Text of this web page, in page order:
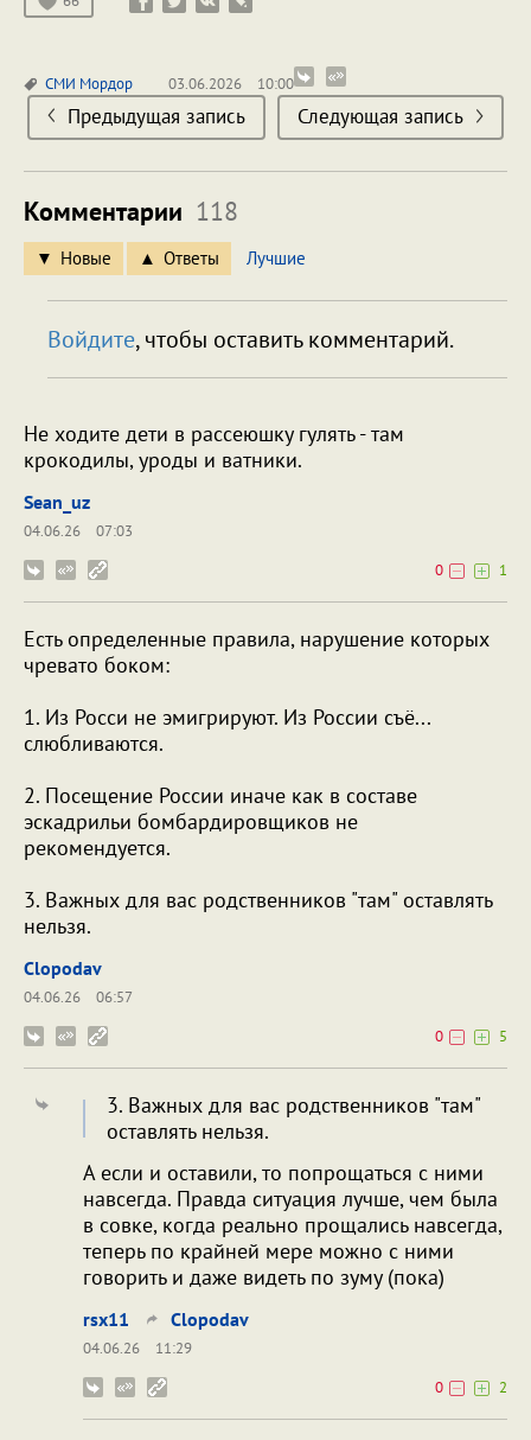
СМИ Мордор 03.06.2026 10:00
Предыдущая запись Следующая запись
Комментарии 118
Новые Ответы Лучшие
Войдите, чтобы оставить комментарий.
Не ходите дети в рассеюшку гулять - там
крокодилы, уроды и ватники.
Sean_uz
04.06.26
07:03
0
1
Есть определенные правила, нарушение которых
чревато боком:
1. Из Росси не эмигрируют. Из России съё...
слюбливаются.
2. Посещение России иначе как в составе
эскадрильи бомбардировщиков не
рекомендуется.
3. Важных для вас родственников "там" оставлять
нельзя.
Clopodav
04.06.26
06:57
0
5
3. Важных для вас родственников "там"
оставлять нельзя.
А если и оставили, то попрощаться с ними
навсегда. Правда ситуация лучше, чем была
в совке, когда реально прощались навсегда,
теперь по крайней мере можно с ними
говорить и даже видеть по зуму (пока)
rsx11 Clopodav
04.06.26
11:29
0
2